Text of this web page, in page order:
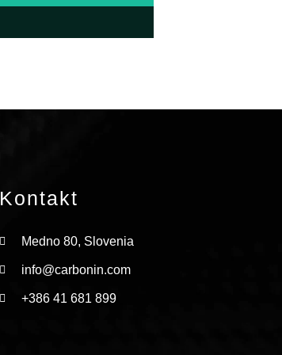
viel
sind
Kontakt
Medno 80, Slovenia
info@carbonin.com
+386 41 681 899